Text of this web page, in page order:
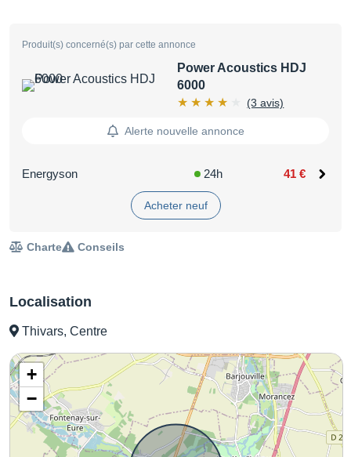
Localisation
Thivars, Centre
+
−
Produit(s) concerné(s) par cette annonce
Power Acoustics HDJ
6000
(3 avis)
Alerte nouvelle annonce
Energyson 24h 41 €
Acheter neuf
Charte Conseils